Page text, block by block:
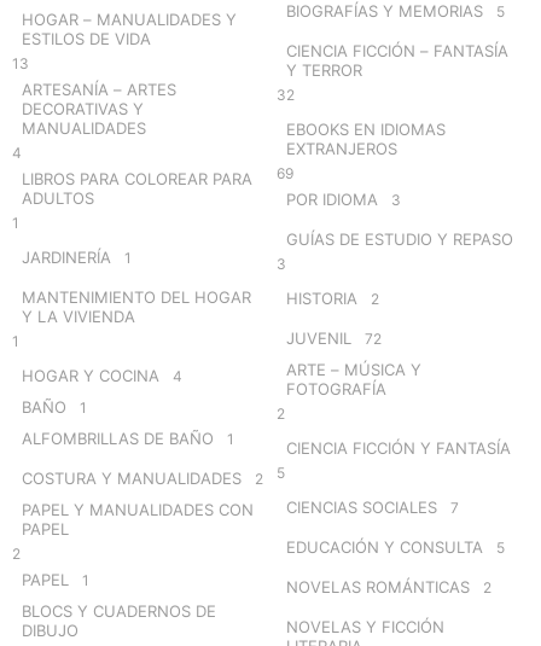
HOGAR – MANUALIDADES Y
ESTILOS DE VIDA
13
ARTESANÍA – ARTES
DECORATIVAS Y
MANUALIDADES
4
LIBROS PARA COLOREAR PARA
ADULTOS
1
JARDINERÍA 1
MANTENIMIENTO DEL HOGAR
Y LA VIVIENDA
1
HOGAR Y COCINA 4
BAÑO 1
ALFOMBRILLAS DE BAÑO 1
COSTURA Y MANUALIDADES 2
PAPEL Y MANUALIDADES CON
PAPEL
2
PAPEL 1
BLOCS Y CUADERNOS DE
DIBUJO
BIOGRAFÍAS Y MEMORIAS 5
CIENCIA FICCIÓN – FANTASÍA
Y TERROR
32
EBOOKS EN IDIOMAS
EXTRANJEROS
69
POR IDIOMA 3
GUÍAS DE ESTUDIO Y REPASO
3
HISTORIA 2
JUVENIL 72
ARTE – MÚSICA Y
FOTOGRAFÍA
2
CIENCIA FICCIÓN Y FANTASÍA
5
CIENCIAS SOCIALES 7
EDUCACIÓN Y CONSULTA 5
NOVELAS ROMÁNTICAS 2
NOVELAS Y FICCIÓN